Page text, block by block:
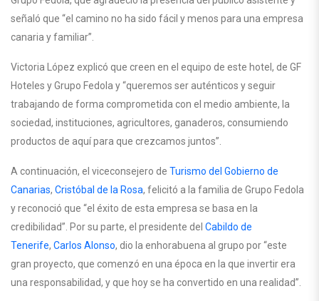
señaló que “el camino no ha sido fácil y menos para una empresa
canaria y familiar”.
Victoria López explicó que creen en el equipo de este hotel, de GF
Hoteles y Grupo Fedola y “queremos ser auténticos y seguir
trabajando de forma comprometida con el medio ambiente, la
sociedad, instituciones, agricultores, ganaderos, consumiendo
productos de aquí para que crezcamos juntos”.
A continuación, el viceconsejero de Turismo del Gobierno de
Canarias, Cristóbal de la Rosa, felicitó a la familia de Grupo Fedola
y reconoció que “el éxito de esta empresa se basa en la
credibilidad”. Por su parte, el presidente del Cabildo de
Tenerife, Carlos Alonso, dio la enhorabuena al grupo por “este
gran proyecto, que comenzó en una época en la que invertir era
una responsabilidad, y que hoy se ha convertido en una realidad”.